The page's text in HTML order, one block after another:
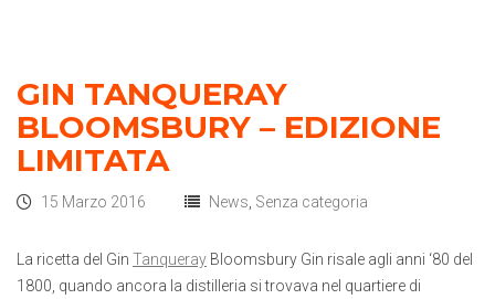
GIN TANQUERAY
BLOOMSBURY – EDIZIONE
LIMITATA
15 Marzo 2016 News Senza categoria
La ricetta del Gin Tanqueray Bloomsbury Gin risale agli anni ‘80 del
1800, quando ancora la distilleria si trovava nel quartiere di